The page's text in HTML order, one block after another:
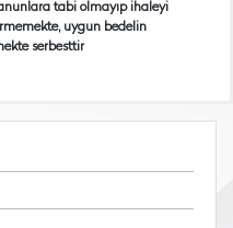
tabi olmayıp ihaleyi
uygun bedelin
serbesttir